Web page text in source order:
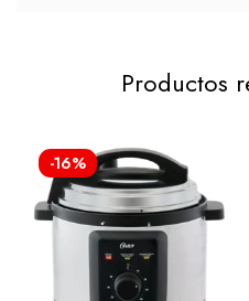
Productos
-16%